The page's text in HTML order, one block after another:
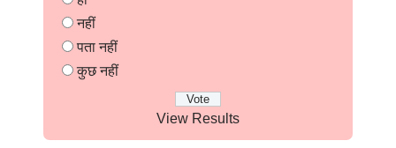
नहीं
पता नहीं
कुछ नहीं
View Results